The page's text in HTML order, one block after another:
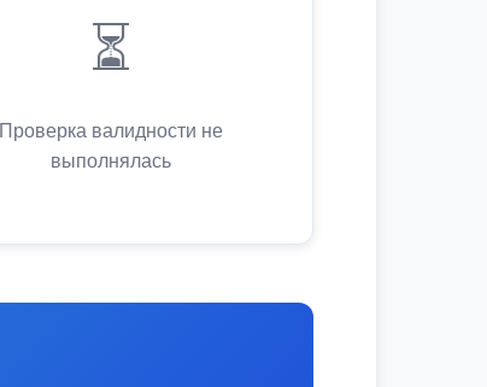
⏳
Проверка валидности не
выполнялась